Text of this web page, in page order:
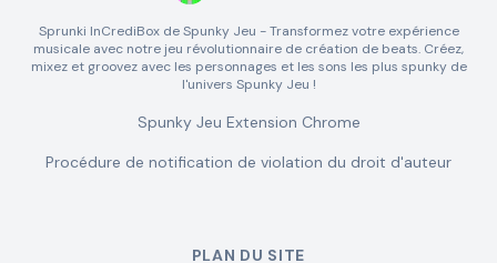
Sprunki InCrediBox de Spunky Jeu - Transformez votre expérience
musicale avec notre jeu révolutionnaire de création de beats. Créez,
mixez et groovez avec les personnages et les sons les plus spunky de
l'univers Spunky Jeu !
Spunky Jeu Extension Chrome
Procédure de notification de violation du droit d'auteur
PLAN DU SITE